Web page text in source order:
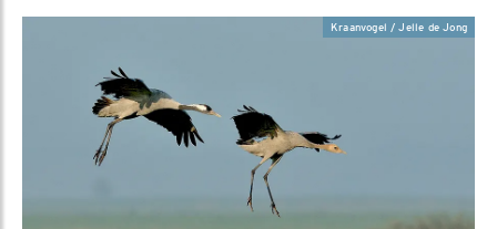
Kraanvogel / Jelle de Jong